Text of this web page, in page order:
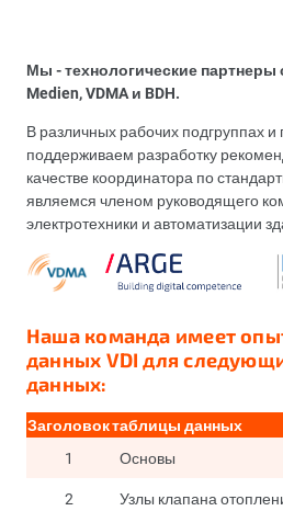
Мы - технологические партнеры
Medien, VDMA и BDH.
В различных рабочих подгруппах и
поддерживаем разработку
качестве координатора по
являемся членом руководящего
электротехники и автоматизации
Наша команда имеет
данных VDI для
данных:
Заголовоктаблицы данных
1
Основы
2
Узлы клапана